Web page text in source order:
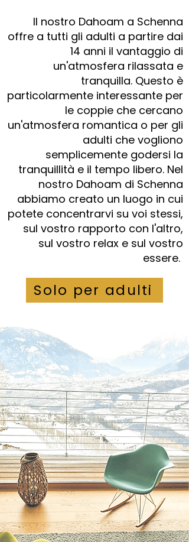
Il nostro Dahoam a Schenna
offre a tutti gli adulti a partire dai
14 anni il vantaggio di
un'atmosfera rilassata e
tranquilla. Questo è
particolarmente interessante per
le coppie che cercano
un'atmosfera romantica o per gli
adulti che vogliono
semplicemente godersi la
tranquillità e il tempo libero. Nel
nostro Dahoam di Schenna
abbiamo creato un luogo in cui
potete concentrarvi su voi stessi,
sul vostro rapporto con l'altro,
sul vostro relax e sul vostro
essere.
Solo per adulti